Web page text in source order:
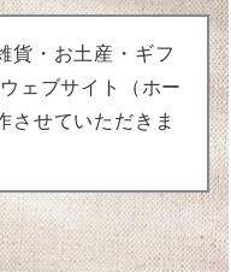
貨・お土産・ギフ
ェブサイト（ホー
させていただきま